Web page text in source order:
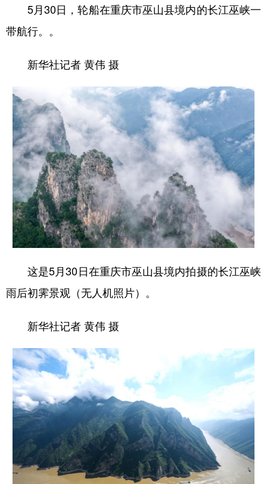
5月30日，轮船在重庆市巫山县境内的长江巫峡一
带航行。。
新华社记者 黄伟 摄
这是5月30日在重庆市巫山县境内拍摄的长江巫峡
雨后初霁景观（无人机照片）。
新华社记者 黄伟 摄